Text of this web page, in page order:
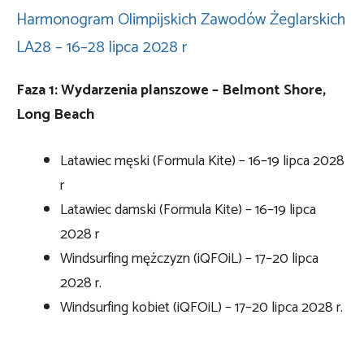
Harmonogram Olimpijskich Zawodów Żeglarskich
LA28 – 16–28 lipca 2028 r
Faza 1: Wydarzenia planszowe – Belmont Shore,
Long Beach
Latawiec męski (Formula Kite) – 16–19 lipca 2028
r
Latawiec damski (Formula Kite) – 16–19 lipca
2028 r
Windsurfing mężczyzn (iQFOiL) – 17–20 lipca
2028 r.
Windsurfing kobiet (iQFOiL) – 17–20 lipca 2028 r.